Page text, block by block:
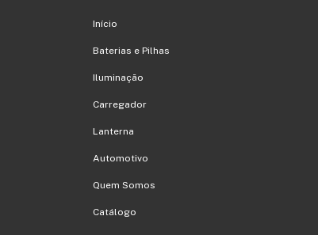
Início
Baterias e Pilhas
Iluminação
Carregador
Lanterna
Automotivo
Quem Somos
Catálogo